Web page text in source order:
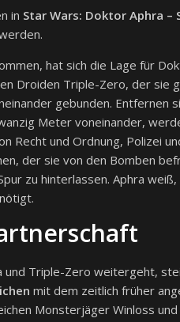
in Star Wars: Doktor Aphra –
hat sich die Lage für
Droiden Triple-Zero, der sie
gebunden. Entfernen
Meter voneinander,
Recht und Ordnung, Polizei
der sie von den Bomben
zu hinterlassen. Aphra
und Triple-Zero weitergeht,
mit dem zeitlich früher
Monsterjäger Winloss